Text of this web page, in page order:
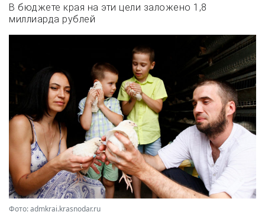
В бюджете края на эти цели заложено 1,8
миллиарда рублей
Фото: admkrai.krasnodar.ru